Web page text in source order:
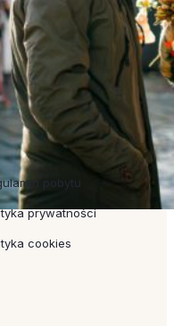
pobytu
prywatności
cookies